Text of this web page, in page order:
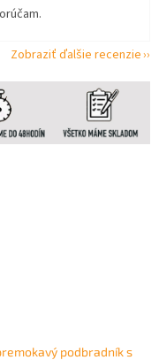
podbradník s
Zobraziť ďalšie recenzie